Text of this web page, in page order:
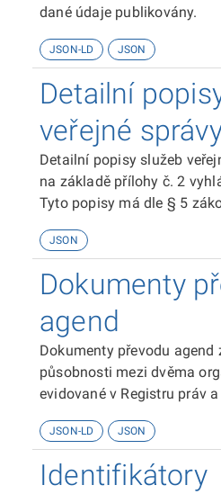
dané údaje publikovány.
JSON-LD JSON
Detailní
veřejné
Detailní popisy služeb
na základě přílohy č. 2
Tyto popisy má dle § 5
stránkách.
JSON
Dokumenty
agend
Dokumenty převodu
působnosti mezi dvěma
evidované v Registru práv
registrech.
JSON-LD JSON
Identifikátory